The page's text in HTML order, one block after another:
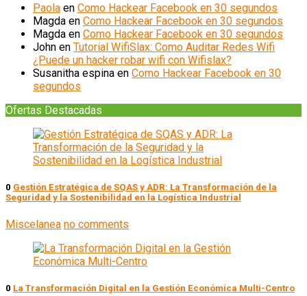
Paola en Como Hackear Facebook en 30 segundos
Magda en Como Hackear Facebook en 30 segundos
Magda en Como Hackear Facebook en 30 segundos
John en Tutorial WifiSlax: Como Auditar Redes Wifi
¿Puede un hacker robar wifi con Wifislax?
Susanitha espina en Como Hackear Facebook en 30
segundos
Ofertas Destacadas
0 Gestión Estratégica de SQAS y ADR: La Transformación de la
Seguridad y la Sostenibilidad en la Logística Industrial
Miscelanea no comments
0 La Transformación Digital en la Gestión Económica Multi-Centro